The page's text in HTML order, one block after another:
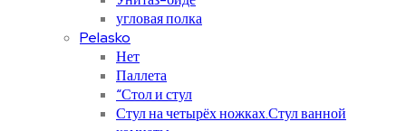
угловая полка
Pelasko
Нет
Паллета
“Стол и стул
Стул на четырёх ножках.Стул ванной